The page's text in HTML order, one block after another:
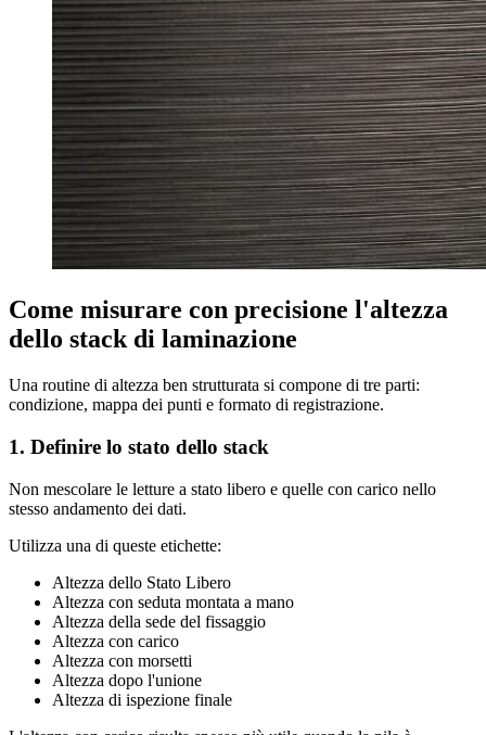
Come misurare con precisione l'altezza
dello stack di laminazione
Una routine di altezza ben strutturata si compone di tre parti:
condizione, mappa dei punti e formato di registrazione.
1. Definire lo stato dello stack
Non mescolare le letture a stato libero e quelle con carico nello
stesso andamento dei dati.
Utilizza una di queste etichette:
Altezza dello Stato Libero
Altezza con seduta montata a mano
Altezza della sede del fissaggio
Altezza con carico
Altezza con morsetti
Altezza dopo l'unione
Altezza di ispezione finale